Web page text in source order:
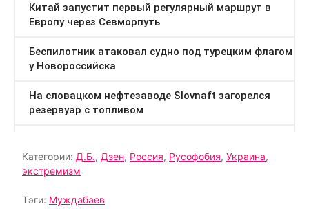
Категории: Д.Б., Дзен, Россия, Русофобия, Украина,
экстремизм
Тэги: Муждабаев